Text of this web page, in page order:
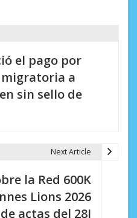
el pago por
a
sin sello de
Next Article
la Red 600K
Lions 2026
actas del 28J